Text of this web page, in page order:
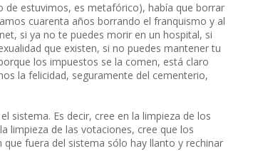
de estuvimos, es metafórico), había que borrar
cuarenta años borrando el franquismo y al
si ya no te puedes morir en un hospital, si
que existen, si no puedes mantener tu
los impuestos se la comen, está claro
la felicidad, seguramente del cementerio,
sistema. Es decir, cree en la limpieza de los
limpieza de las votaciones, cree que los
fuera del sistema sólo hay llanto y rechinar